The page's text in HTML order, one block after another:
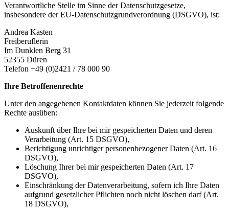
Verantwortliche Stelle im Sinne der Datenschutzgesetze,
insbesondere der EU-Datenschutzgrundverordnung (DSGVO), ist:
Andrea Kasten
Freiberuflerin
Im Dunklen Berg 31
52355 Düren
Telefon +49 (0)2421 / 78 000 90
Ihre Betroffenenrechte
Unter den angegebenen Kontaktdaten können Sie jederzeit folgende
Rechte ausüben:
Auskunft über Ihre bei mir gespeicherten Daten und deren
Verarbeitung (Art. 15 DSGVO),
Berichtigung unrichtiger personenbezogener Daten (Art. 16
DSGVO),
Löschung Ihrer bei mir gespeicherten Daten (Art. 17
DSGVO),
Einschränkung der Datenverarbeitung, sofern ich Ihre Daten
aufgrund gesetzlicher Pflichten noch nicht löschen darf (Art.
18 DSGVO),